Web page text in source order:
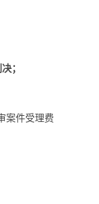
；
案件受理费